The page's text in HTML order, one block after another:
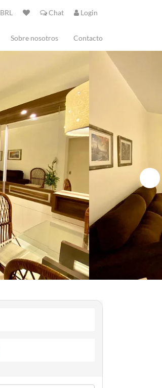
BRL Chat Login
Sobre nosotros Contacto